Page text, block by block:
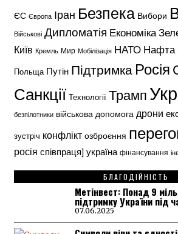
ЄС Європа Іран Безпека Вибори
Військові Дипломатія Економіка
Київ Кремль Мир Мобілізація НАТО Нафта
Польща Путін Підтримка Росія
Санкції Технології Трамп
безпілотники військова допомога дрони
зустріч конфлікт озброєння
росія співпраця] україна фінансування
БЛАГОДІЙНІСТЬ
Метінвест: Понад 9
підтримку України під
07.06.2025